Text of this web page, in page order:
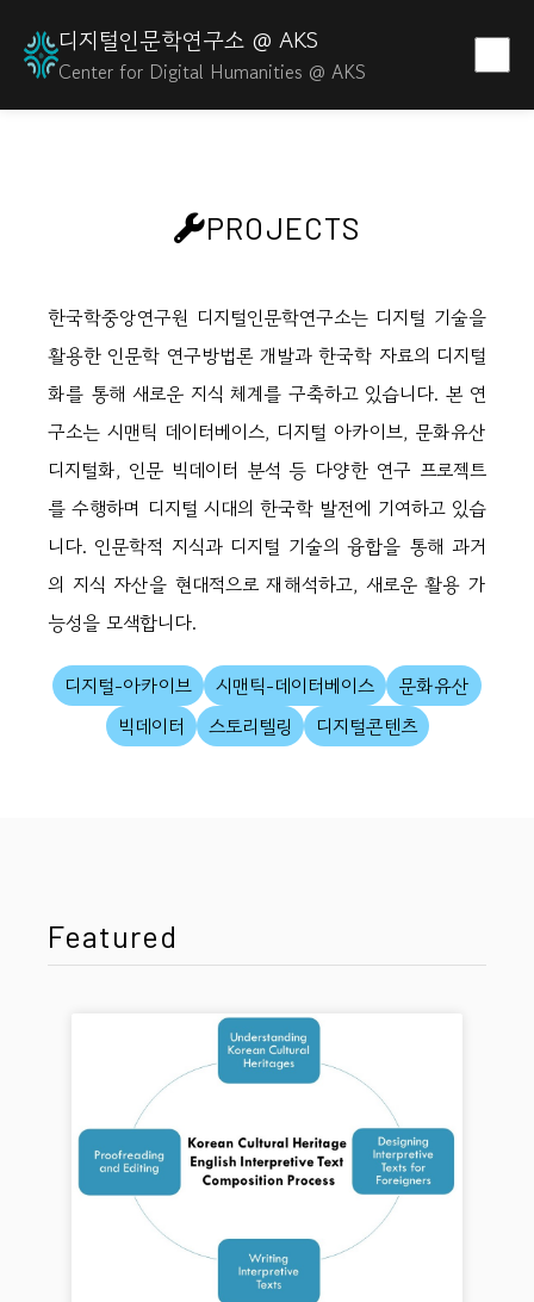
디지털인문학연구소 @ AKS
Center for Digital Humanities @ AKS
PROJECTS
한국학중앙연구원 디지털인문학연구소는 디지털 기술을
활용한 인문학 연구방법론 개발과 한국학 자료의 디지털
화를 통해 새로운 지식 체계를 구축하고 있습니다. 본 연
구소는 시맨틱 데이터베이스, 디지털 아카이브, 문화유산
디지털화, 인문 빅데이터 분석 등 다양한 연구 프로젝트
를 수행하며 디지털 시대의 한국학 발전에 기여하고 있습
니다. 인문학적 지식과 디지털 기술의 융합을 통해 과거
의 지식 자산을 현대적으로 재해석하고, 새로운 활용 가
능성을 모색합니다.
디지털-아카이브 시맨틱-데이터베이스
문화유산
빅데이터
스토리텔링 디지털콘텐츠
Featured